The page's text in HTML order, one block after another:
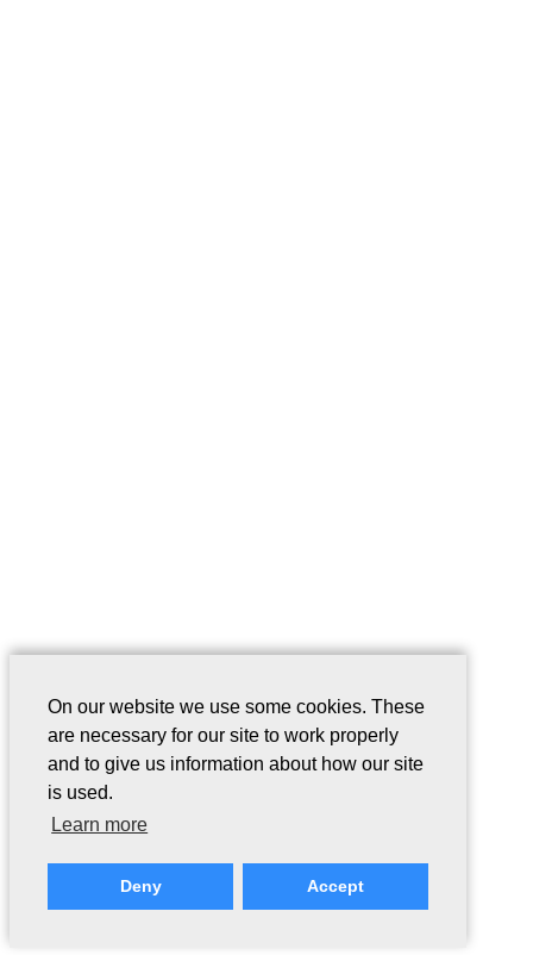
On our website we use some cookies. These
are necessary for our site to work properly
and to give us information about how our site
is used.
Learn more
Deny Accept